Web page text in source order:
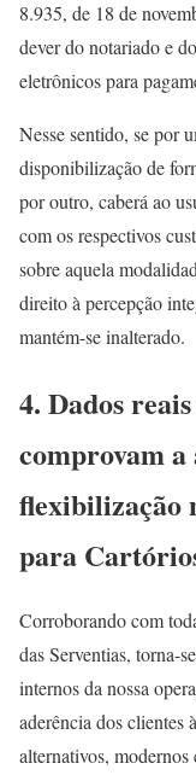
8.935, de 18 de
dever do notariado e
eletrônicos para
Nesse sentido, se por
disponibilização de
por outro, caberá ao
com os respectivos
sobre aquela
direito à percepção
mantém-se inalterado.
4. Dados
comprovam
flexibilização
para
Corroborando com
das Serventias, torna-
internos da nossa
aderência dos clientes
alternativos,